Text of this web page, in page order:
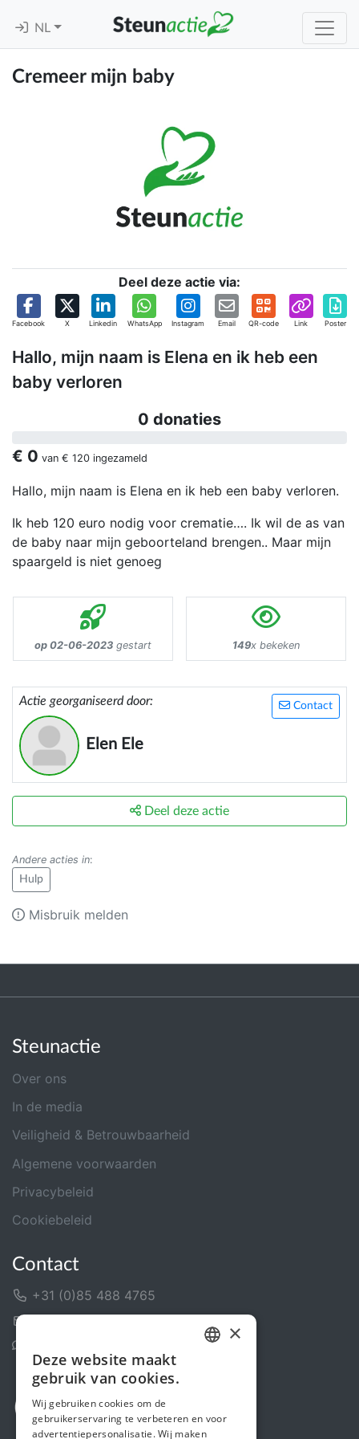
NL
Cremeer mijn baby
Deel deze actie via:
Facebook X Linkedin WhatsApp Instagram Email QR-code Link Poster
Hallo, mijn naam is Elena en ik heb een
baby verloren
0 donaties
€ 0 van € 120 ingezameld
Hallo, mijn naam is Elena en ik heb een baby verloren.
Ik heb 120 euro nodig voor crematie…. Ik wil de as van
de baby naar mijn geboorteland brengen.. Maar mijn
spaargeld is niet genoeg
op 02-06-2023 gestart 149x bekeken
Contact
Actie georganiseerd door:
Elen Ele
Deel deze actie
Andere acties in:
Hulp
Misbruik melden
Steunactie
Over ons
In de media
Veiligheid & Betrouwbaarheid
Algemene voorwaarden
Privacybeleid
Cookiebeleid
Contact
+31 (0)85 488 4765
ENGLISH
×
Deze website maakt
gebruik van cookies.
Wij gebruiken cookies om de
gebruikerservaring te verbeteren en voor
advertentiepersonalisatie. Wij maken